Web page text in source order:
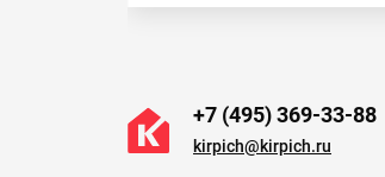
+7 (495) 369-33-88
kirpich@kirpich.ru